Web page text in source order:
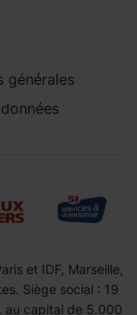
générales
et IDF, Marseille,
Siège social : 19
au capital de 5.000